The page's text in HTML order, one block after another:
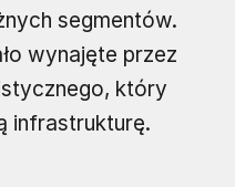
segmentów.
wynajęte przez
który
infrastrukturę.